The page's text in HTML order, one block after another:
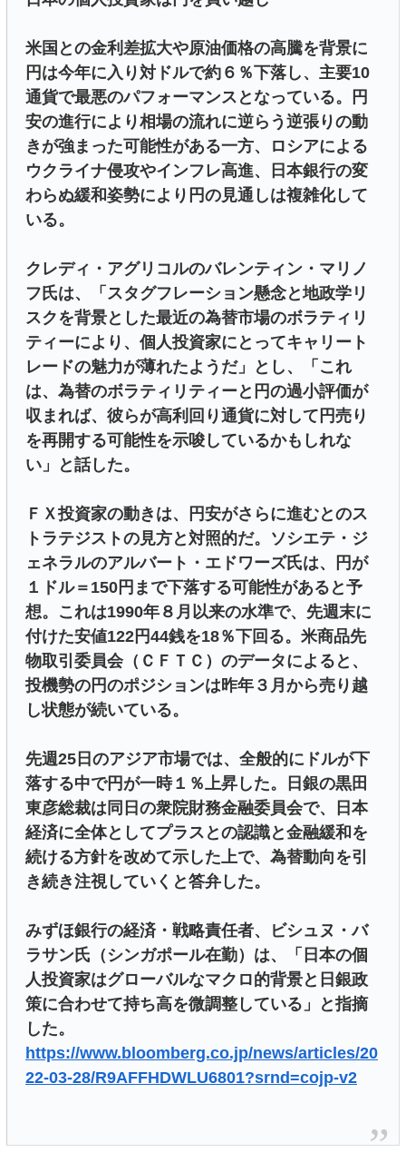
米国との金利差拡大や原油価格の高騰を背景に
円は今年に入り対ドルで約６％下落し、主要10
通貨で最悪のパフォーマンスとなっている。円
安の進行により相場の流れに逆らう逆張りの動
きが強まった可能性がある一方、ロシアによる
ウクライナ侵攻やインフレ高進、日本銀行の変
わらぬ緩和姿勢により円の見通しは複雑化して
いる。
クレディ・アグリコルのバレンティン・マリノ
フ氏は、「スタグフレーション懸念と地政学リ
スクを背景とした最近の為替市場のボラティリ
ティーにより、個人投資家にとってキャリート
レードの魅力が薄れたようだ」とし、「これ
は、為替のボラティリティーと円の過小評価が
収まれば、彼らが高利回り通貨に対して円売り
を再開する可能性を示唆しているかもしれな
い」と話した。
ＦＸ投資家の動きは、円安がさらに進むとのス
トラテジストの見方と対照的だ。ソシエテ・ジ
ェネラルのアルバート・エドワーズ氏は、円が
１ドル＝150円まで下落する可能性があると予
想。これは1990年８月以来の水準で、先週末に
付けた安値122円44銭を18％下回る。米商品先
物取引委員会（ＣＦＴＣ）のデータによると、
投機勢の円のポジションは昨年３月から売り越
し状態が続いている。
先週25日のアジア市場では、全般的にドルが下
落する中で円が一時１％上昇した。日銀の黒田
東彦総裁は同日の衆院財務金融委員会で、日本
経済に全体としてプラスとの認識と金融緩和を
続ける方針を改めて示した上で、為替動向を引
き続き注視していくと答弁した。
みずほ銀行の経済・戦略責任者、ビシュヌ・バ
ラサン氏（シンガポール在勤）は、「日本の個
人投資家はグローバルなマクロ的背景と日銀政
策に合わせて持ち高を微調整している」と指摘
した。
https://www.bloomberg.co.jp/news/articles/20
22-03-28/R9AFFHDWLU6801?srnd=cojp-v2